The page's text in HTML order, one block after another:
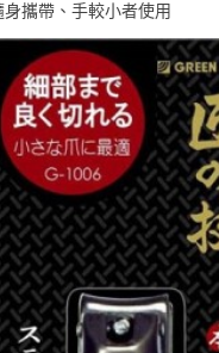
攜帶、手較小者使用